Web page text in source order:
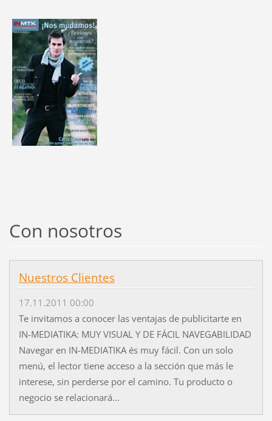
Con nosotros
Nuestros Clientes
17.11.2011 00:00
Te invitamos a conocer las ventajas de publicitarte en
IN-MEDIATIKA: MUY VISUAL Y DE FÁCIL NAVEGABILIDAD
Navegar en IN-MEDIATIKA és muy fácil. Con un solo
menú, el lector tiene acceso a la sección que más le
interese, sin perderse por el camino. Tu producto o
negocio se relacionará...